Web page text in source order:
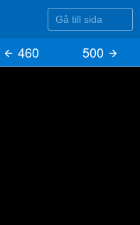
Gå till sida
460 500